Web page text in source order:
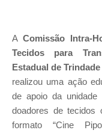
AComissão Intra-
Tecidos para
Estadual de
realizou uma ação
de apoio da
doadores de tecidos
formato “Cine